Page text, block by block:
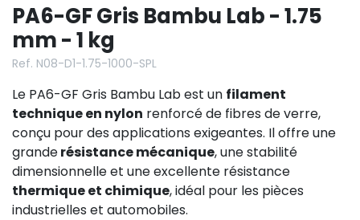
PA6-GF Gris Bambu Lab - 1.75
mm - 1 kg
Ref. N08-D1-1.75-1000-SPL
Le PA6-GF Gris Bambu Lab est un filament
technique en nylon renforcé de fibres de verre,
conçu pour des applications exigeantes. Il offre une
granderésistance mécanique, une stabilité
dimensionnelle et une excellente résistance
thermique et chimique, idéal pour les pièces
industrielles et automobiles.